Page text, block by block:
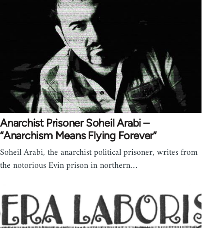
Anarchist Prisoner Soheil Arabi –
“Anarchism Means Flying Forever”
Soheil Arabi, the anarchist political prisoner, writes from
the notorious Evin prison in northern…